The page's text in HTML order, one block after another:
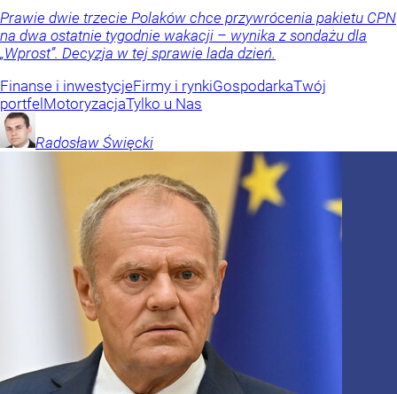
Prawie dwie trzecie Polaków chce przywrócenia pakietu CPN
na dwa ostatnie tygodnie wakacji – wynika z sondażu dla
„Wprost”. Decyzja w tej sprawie lada dzień.
Finanse i inwestycjeFirmy i rynkiGospodarkaTwój
portfelMotoryzacjaTylko u Nas
Radosław Święcki